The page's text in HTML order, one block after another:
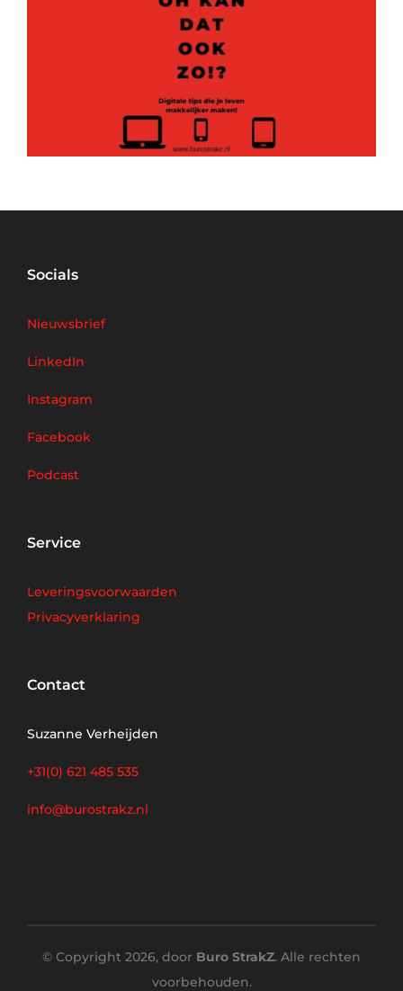
Socials
Nieuwsbrief
LinkedIn
Instagram
Facebook
Podcast
Service
Leveringsvoorwaarden
Privacyverklaring
Contact
Suzanne Verheijden
+31(0) 621 485 535
info@burostrakz.nl
© Copyright 2026, door Buro StrakZ. Alle rechten
voorbehouden.